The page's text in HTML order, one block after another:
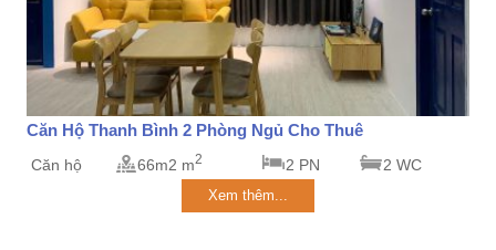
Căn Hộ Thanh Bình 2 Phòng Ngủ Cho Thuê
Căn hộ 66m2 m2 2 PN 2 WC
Xem thêm...